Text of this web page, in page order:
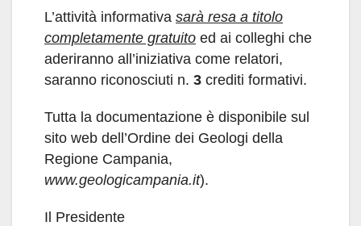
L’attività informativa sarà resa a titolo
completamente gratuito ed ai colleghi che
aderiranno all’iniziativa come relatori,
saranno riconosciuti n. 3 crediti formativi.
Tutta la documentazione è disponibile sul
sito web dell’Ordine dei Geologi della
Regione Campania,
www.geologicampania.it).
Il Presidente